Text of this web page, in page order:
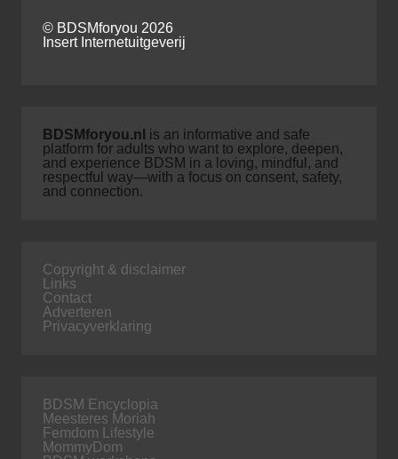
© BDSMforyou 2026
Insert Internetuitgeverij
BDSMforyou.nl is an informative and safe
platform for adults who want to explore, deepen,
and experience BDSM in a loving, mindful, and
respectful way—with a focus on consent, safety,
and connection.
Copyright & disclaimer
Links
Contact
Adverteren
Privacyverklaring
BDSM Encyclopia
Meesteres Moriah
Femdom Lifestyle
MommyDom